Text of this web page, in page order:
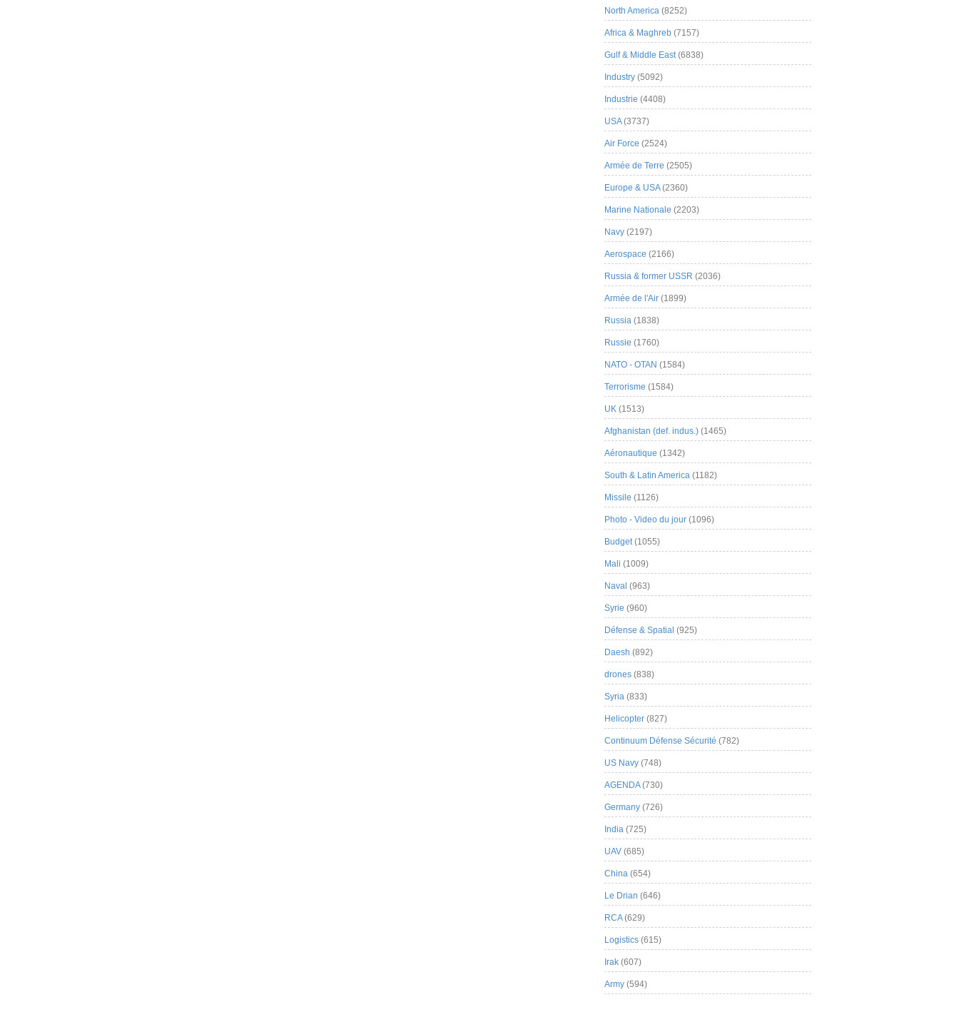
North America (8252)
Africa & Maghreb (7157)
Gulf & Middle East(6838)
Industry (5092)
Industrie (4408)
USA(3737)
Air Force (2524)
Armée de Terre (2505)
Europe & USA(2360)
Marine Nationale (2203)
Navy (2197)
Aerospace (2166)
Russia & former USSR (2036)
Armée de l'Air (1899)
Russia (1838)
Russie (1760)
NATO - OTAN (1584)
Terrorisme (1584)
UK (1513)
Afghanistan (def. indus.) (1465)
Aéronautique (1342)
South & Latin America (1182)
Missile (1126)
Photo - Video du jour (1096)
Budget(1055)
Mali (1009)
Naval (963)
Syrie (960)
Défense & Spatial (925)
Daesh (892)
drones (838)
Syria (833)
Helicopter (827)
Continuum Défense Sécurité (782)
US Navy (748)
AGENDA(730)
Germany (726)
India (725)
UAV (685)
China (654)
Le Drian (646)
RCA(629)
Logistics (615)
Irak (607)
Army (594)